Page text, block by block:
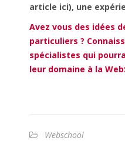
article ici), une
Avez vous des idées
particuliers ?
spécialistes qui
leur domaine à la
Webschool